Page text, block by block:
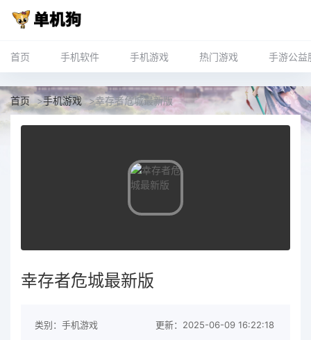
首页 手机软件 手机游戏 热门游戏 手游公益
首页 >手机游戏 >幸存者危城最新版
幸存者危城最新版
类别：手机游戏 更新：2025-06-09 16:22:18